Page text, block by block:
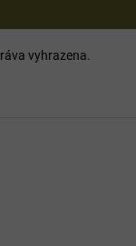
vyhrazena.